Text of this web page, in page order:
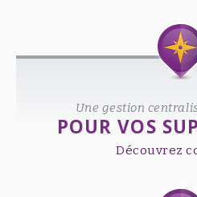
Une gestion
POUR VOS
Découvrez